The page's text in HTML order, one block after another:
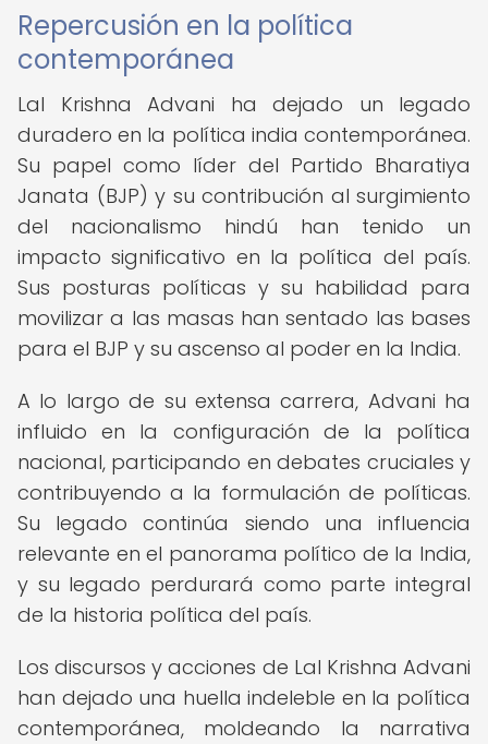
Repercusión en la política
contemporánea
Lal Krishna Advani ha dejado un legado
duradero en la política india contemporánea.
Su papel como líder del Partido Bharatiya
Janata (BJP) y su contribución al surgimiento
del nacionalismo hindú han tenido un
impacto significativo en la política del país.
Sus posturas políticas y su habilidad para
movilizar a las masas han sentado las bases
para el BJP y su ascenso al poder en la India.
A lo largo de su extensa carrera, Advani ha
influido en la configuración de la política
nacional, participando en debates cruciales y
contribuyendo a la formulación de políticas.
Su legado continúa siendo una influencia
relevante en el panorama político de la India,
y su legado perdurará como parte integral
de la historia política del país.
Los discursos y acciones de Lal Krishna Advani
han dejado una huella indeleble en la política
contemporánea, moldeando la narrativa